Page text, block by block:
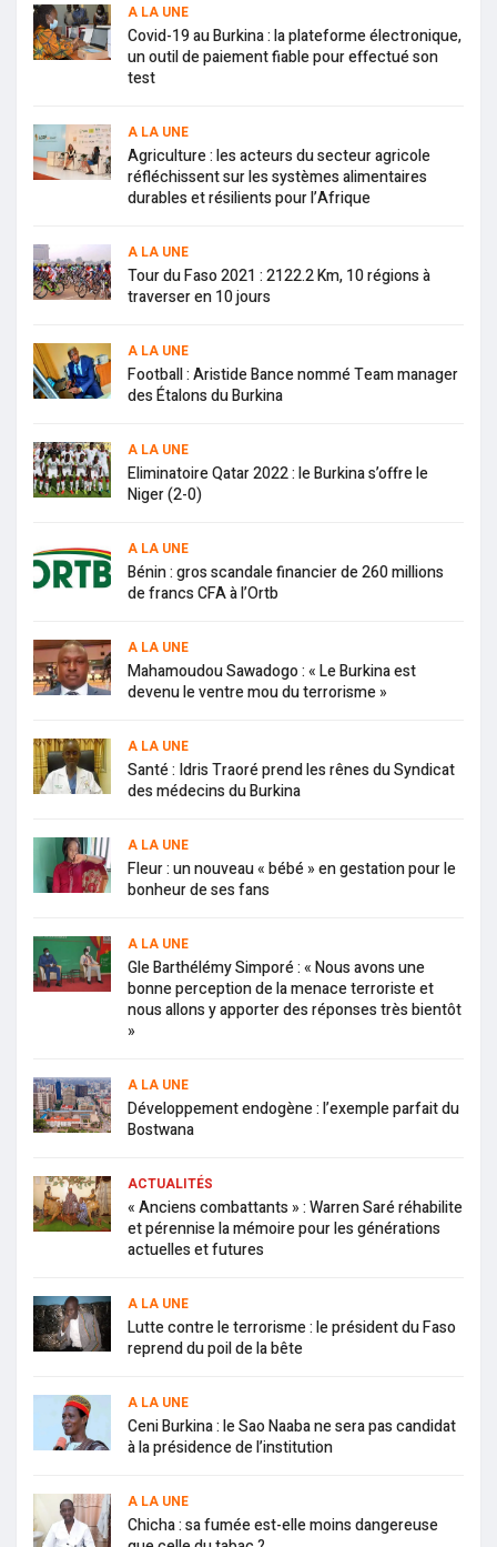
A LA UNE
Covid-19 au Burkina : la plateforme électronique,
un outil de paiement fiable pour effectué son
test
A LA UNE
Agriculture : les acteurs du secteur agricole
réfléchissent sur les systèmes alimentaires
durables et résilients pour l’Afrique
A LA UNE
Tour du Faso 2021 : 2122.2 Km, 10 régions à
traverser en 10 jours
A LA UNE
Football : Aristide Bance nommé Team manager
des Étalons du Burkina
A LA UNE
Eliminatoire Qatar 2022 : le Burkina s’offre le
Niger (2-0)
A LA UNE
Bénin : gros scandale financier de 260 millions
de francs CFA à l’Ortb
A LA UNE
Mahamoudou Sawadogo : « Le Burkina est
devenu le ventre mou du terrorisme »
A LA UNE
Santé : Idris Traoré prend les rênes du Syndicat
des médecins du Burkina
A LA UNE
Fleur : un nouveau « bébé » en gestation pour le
bonheur de ses fans
A LA UNE
Gle Barthélémy Simporé : « Nous avons une
bonne perception de la menace terroriste et
nous allons y apporter des réponses très bientôt
»
A LA UNE
Développement endogène : l’exemple parfait du
Bostwana
ACTUALITÉS
« Anciens combattants » : Warren Saré réhabilite
et pérennise la mémoire pour les générations
actuelles et futures
A LA UNE
Lutte contre le terrorisme : le président du Faso
reprend du poil de la bête
A LA UNE
Ceni Burkina : le Sao Naaba ne sera pas candidat
à la présidence de l’institution
A LA UNE
Chicha : sa fumée est-elle moins dangereuse